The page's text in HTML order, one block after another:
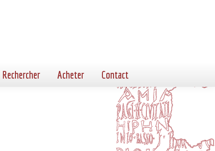
Rechercher Acheter Contact